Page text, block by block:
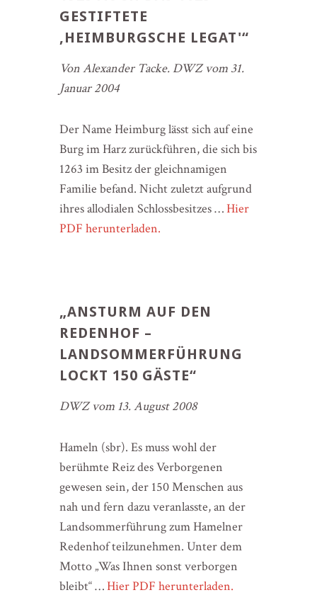
GESTIFTETE
‚HEIMBURGSCHE LEGAT'“
Von Alexander Tacke. DWZ vom 31.
Januar 2004
Der Name Heimburg lässt sich auf eine
Burg im Harz zurückführen, die sich bis
1263 im Besitz der gleichnamigen
Familie befand. Nicht zuletzt aufgrund
ihres allodialen Schlossbesitzes …Hier
PDF herunterladen.
„ANSTURM AUF DEN
REDENHOF –
LANDSOMMERFÜHRUNG
LOCKT 150 GÄSTE“
DWZ vom 13. August 2008
Hameln (sbr). Es muss wohl der
berühmte Reiz des Verborgenen
gewesen sein, der 150 Menschen aus
nah und fern dazu veranlasste, an der
Landsommerführung zum Hamelner
Redenhof teilzunehmen. Unter dem
Motto „Was Ihnen sonst verborgen
bleibt“ …Hier PDF herunterladen.